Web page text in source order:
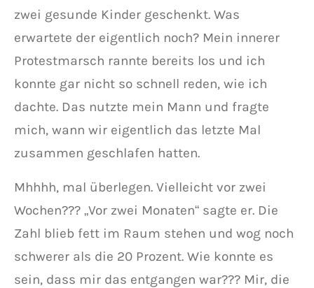
zwei gesunde Kinder geschenkt. Was
erwartete der eigentlich noch? Mein innerer
Protestmarsch rannte bereits los und ich
konnte gar nicht so schnell reden, wie ich
dachte. Das nutzte mein Mann und fragte
mich, wann wir eigentlich das letzte Mal
zusammen geschlafen hatten.
Mhhhh, mal überlegen. Vielleicht vor zwei
Wochen??? „Vor zwei Monaten“ sagte er. Die
Zahl blieb fett im Raum stehen und wog noch
schwerer als die 20 Prozent. Wie konnte es
sein, dass mir das entgangen war??? Mir, die